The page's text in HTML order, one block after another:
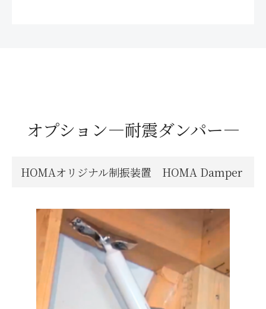
オプション―耐震ダンパー―
HOMAオリジナル制振装置 HOMA Damper